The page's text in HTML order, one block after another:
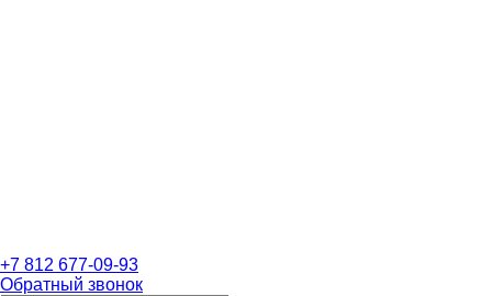
+7 812 677-09-93
Обратный звонок